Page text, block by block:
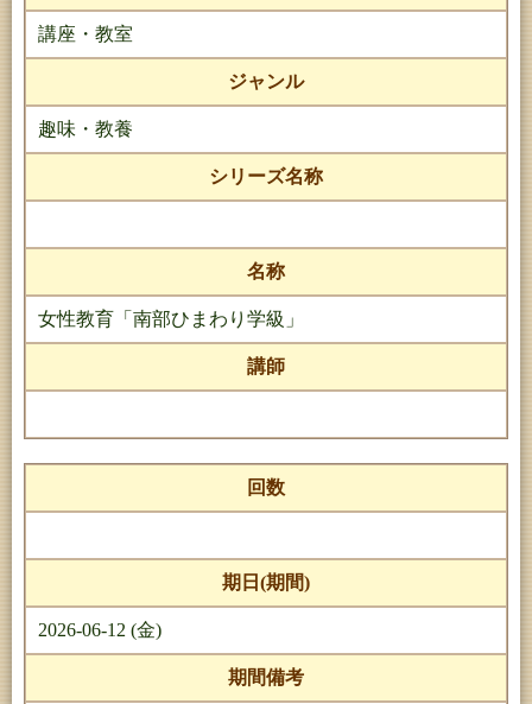
講座・教室
ジャンル
趣味・教養
シリーズ名称
名称
女性教育「南部ひまわり学級」
講師
回数
期日(期間)
2026-06-12 (金)
期間備考